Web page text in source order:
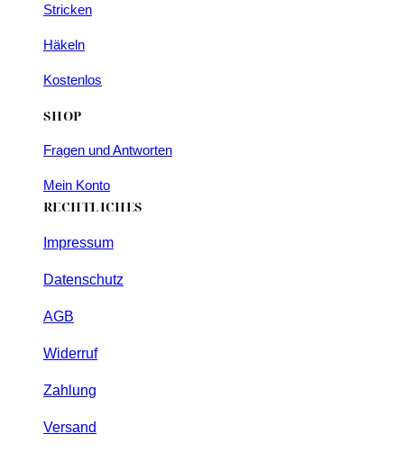
Stricken
Häkeln
Kostenlos
SHOP
Fragen und Antworten
Mein Konto
RECHTLICHES
Impressum
Datenschutz
AGB
Widerruf
Zahlung
Versand